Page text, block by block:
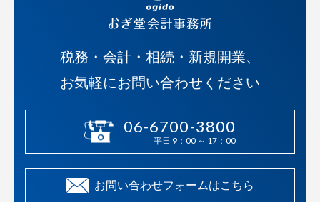
税務・会計・相続・新規開業、
お気軽にお問い合わせください
06-6700-3800
平日 9：00 ～ 17：00
お問い合わせフォームはこちら